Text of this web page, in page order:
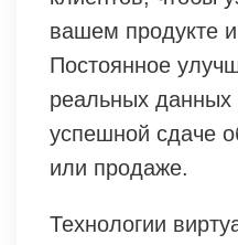
вашем продукте
Постоянное
реальных данных
успешной сдаче
или продаже.
Технологии